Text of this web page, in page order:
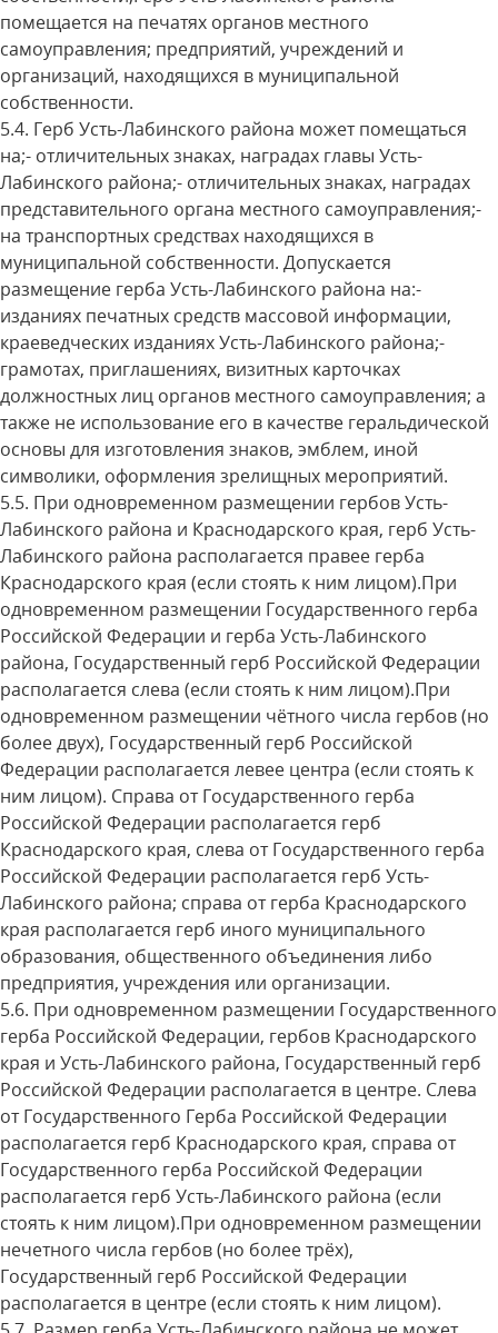
помещается на печатях органов местного
самоуправления; предприятий, учреждений и
организаций, находящихся в муниципальной
собственности.
5.4. Герб Усть-Лабинского района может помещаться
на;- отличительных знаках, наградах главы Усть-
Лабинского района;- отличительных знаках, наградах
представительного органа местного самоуправления;-
на транспортных средствах находящихся в
муниципальной собственности. Допускается
размещение герба Усть-Лабинского района на:-
изданиях печатных средств массовой информации,
краеведческих изданиях Усть-Лабинского района;-
грамотах, приглашениях, визитных карточках
должностных лиц органов местного самоуправления; а
также не использование его в качестве геральдической
основы для изготовления знаков, эмблем, иной
символики, оформления зрелищных мероприятий.
5.5. При одновременном размещении гербов Усть-
Лабинского района и Краснодарского края, герб Усть-
Лабинского района располагается правее герба
Краснодарского края (если стоять к ним лицом).При
одновременном размещении Государственного герба
Российской Федерации и герба Усть-Лабинского
района, Государственный герб Российской Федерации
располагается слева (если стоять к ним лицом).При
одновременном размещении чётного числа гербов (но
более двух), Государственный герб Российской
Федерации располагается левее центра (если стоять к
ним лицом). Справа от Государственного герба
Российской Федерации располагается герб
Краснодарского края, слева от Государственного герба
Российской Федерации располагается герб Усть-
Лабинского района; справа от герба Краснодарского
края располагается герб иного муниципального
образования, общественного объединения либо
предприятия, учреждения или организации.
5.6. При одновременном размещении Государственного
герба Российской Федерации, гербов Краснодарского
края и Усть-Лабинского района, Государственный герб
Российской Федерации располагается в центре. Слева
от Государственного Герба Российской Федерации
располагается герб Краснодарского края, справа от
Государственного герба Российской Федерации
располагается герб Усть-Лабинского района (если
стоять к ним лицом).При одновременном размещении
нечетного числа гербов (но более трёх),
Государственный герб Российской Федерации
располагается в центре (если стоять к ним лицом).